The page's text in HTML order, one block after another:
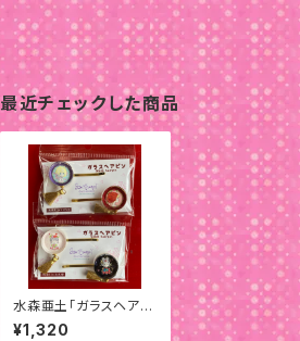
最近チェックした商品
水森亜土「ガラスヘアピ
ン(2種セット)
¥1,320